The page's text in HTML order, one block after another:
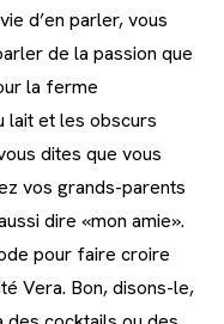
d’en parler, vous
de la passion que
la ferme
lait et les obscurs
dites que vous
vos grands-parents
dire «mon amie».
pour faire croire
Vera. Bon, disons-le,